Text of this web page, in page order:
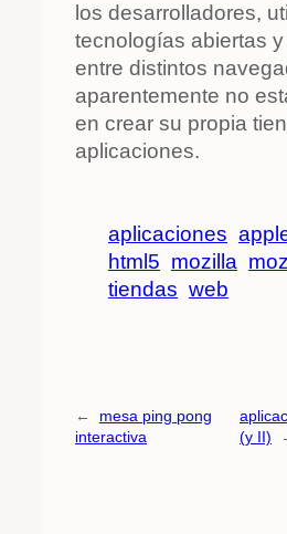
los desarrolladores,
tecnologías abiertas
entre distintos
aparentemente no
en crear su propia
aplicaciones.
aplicaciones
html5 mozilla
tiendas web
←
mesa ping pong
interactiva
(y II)